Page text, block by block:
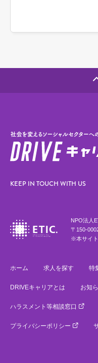
KEEP IN TOUCH WITH US
NPO法人
〒150-
※本サイト
ホーム 求人を探す 特
DRIVEキャリアとは お知
ハラスメント等相談窓口
プライバシーポリシー